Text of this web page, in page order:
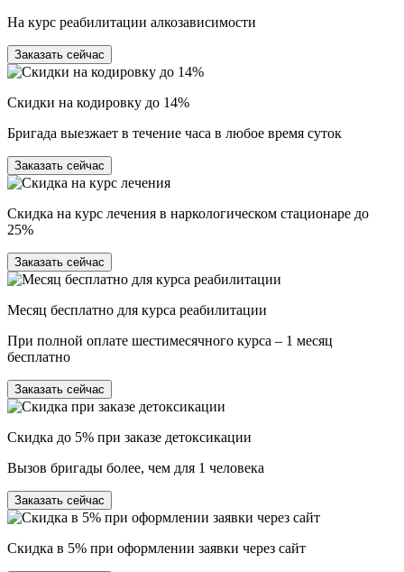
На курс реабилитации алкозависимости
Заказать сейчас
Скидки на кодировку до 14%
Бригада выезжает в течение часа в любое время суток
Заказать сейчас
Скидка на курс лечения в наркологическом стационаре до
25%
Заказать сейчас
Месяц бесплатно для курса реабилитации
При полной оплате шестимесячного курса – 1 месяц
бесплатно
Заказать сейчас
Скидка до 5% при заказе детоксикации
Вызов бригады более, чем для 1 человека
Заказать сейчас
Скидка в 5% при оформлении заявки через сайт